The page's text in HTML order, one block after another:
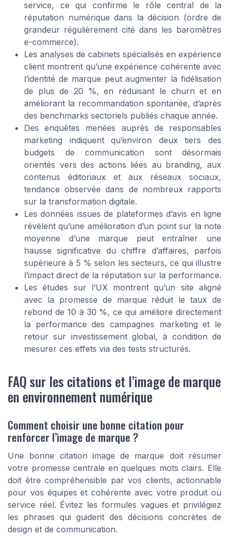
service, ce qui confirme le rôle central de la
réputation numérique dans la décision (ordre de
grandeur régulièrement cité dans les baromètres
e-commerce).
Les analyses de cabinets spécialisés en expérience
client montrent qu’une expérience cohérente avec
l’identité de marque peut augmenter la fidélisation
de plus de 20 %, en réduisant le churn et en
améliorant la recommandation spontanée, d’après
des benchmarks sectoriels publiés chaque année.
Des enquêtes menées auprès de responsables
marketing indiquent qu’environ deux tiers des
budgets de communication sont désormais
orientés vers des actions liées au branding, aux
contenus éditoriaux et aux réseaux sociaux,
tendance observée dans de nombreux rapports
sur la transformation digitale.
Les données issues de plateformes d’avis en ligne
révèlent qu’une amélioration d’un point sur la note
moyenne d’une marque peut entraîner une
hausse significative du chiffre d’affaires, parfois
supérieure à 5 % selon les secteurs, ce qui illustre
l’impact direct de la réputation sur la performance.
Les études sur l’UX montrent qu’un site aligné
avec la promesse de marque réduit le taux de
rebond de 10 à 30 %, ce qui améliore directement
la performance des campagnes marketing et le
retour sur investissement global, à condition de
mesurer ces effets via des tests structurés.
FAQ sur les citations et l’image de marque
en environnement numérique
Comment choisir une bonne citation pour
renforcer l’image de marque ?
Une bonne citation image de marque doit résumer
votre promesse centrale en quelques mots clairs. Elle
doit être compréhensible par vos clients, actionnable
pour vos équipes et cohérente avec votre produit ou
service réel. Évitez les formules vagues et privilégiez
les phrases qui guident des décisions concrètes de
design et de communication.
TOP 10 des
solutions IA pour
générer des leads de
qualité
Global Digital — 2026
Téléchargez gratuitement le livre blanc
➔ Télécharger
*
En remplissant ce formulaire, j’accepte d’être
contacté(e) à des fins commerciales par Global Digital
et ses partenaires.